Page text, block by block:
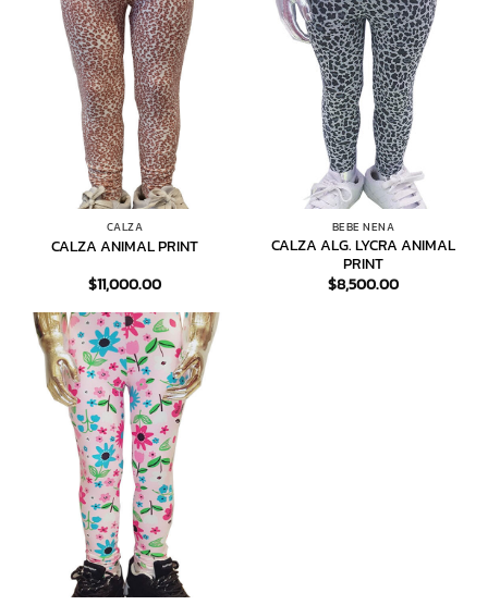
CALZA
CALZA ANIMAL PRINT
$11,000.00
BEBE NENA
CALZA ALG. LYCRA ANIMAL
PRINT
$8,500.00